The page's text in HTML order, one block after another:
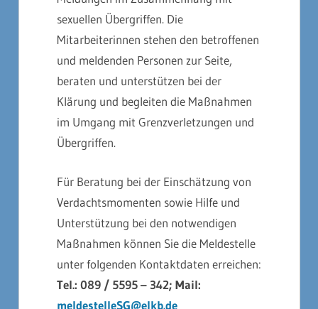
sexuellen Übergriffen. Die
Mitarbeiterinnen stehen den betroffenen
und meldenden Personen zur Seite,
beraten und unterstützen bei der
Klärung und begleiten die Maßnahmen
im Umgang mit Grenzverletzungen und
Übergriffen.
Für Beratung bei der Einschätzung von
Verdachtsmomenten sowie Hilfe und
Unterstützung bei den notwendigen
Maßnahmen können Sie die Meldestelle
unter folgenden Kontaktdaten erreichen:
Tel.: 089 / 5595 – 342; Mail:
meldestelleSG@elkb.de